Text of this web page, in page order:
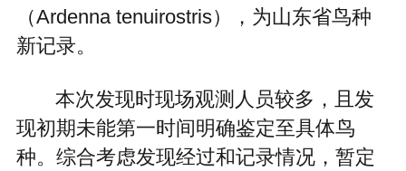
（Ardenna tenuirostris），为山东省鸟种
新记录。
本次发现时现场观测人员较多，且发
现初期未能第一时间明确鉴定至具体鸟
种。综合考虑发现经过和记录情况，暂定